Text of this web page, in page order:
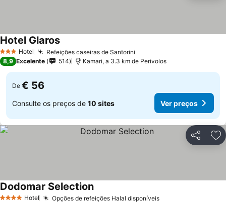
3 EstrelasHotel Refeições caseiras de Santorini
Hotel Glaros
8,9 Excelente 514 Kamari, a 3.3 km de Perivolos
De € 56
Consulte os preços de 10 sites Ver preços
Partilhar
Hotel Opções de refeições Halal disponíveis
Dodomar Selection